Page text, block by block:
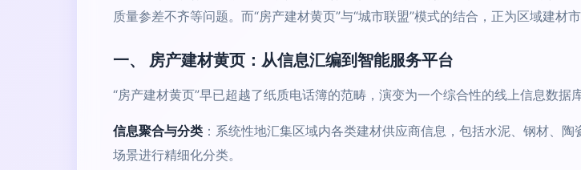
质量参差不齐等问题。而“房产建材黄页”与“城市联盟”模式的结合，正为区域建材
一、 房产建材黄页：从信息汇编到智能服务平台
“房产建材黄页”早已超越了纸质电话簿的范畴，演变为一个综合性的线上信息数据
信息聚合与分类 ：系统性地汇集区域内各类建材供应商信息，包括水泥、钢材、
场景进行精细化分类。